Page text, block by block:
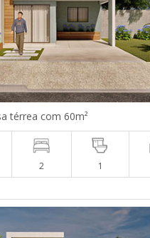
térrea com 60m²
2 1